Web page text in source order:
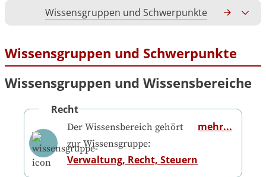
Wissensgruppen und Schwerpunkte
Wissensgruppen und Schwerpunkte
Wissensgruppen und Wissensbereiche
Recht
Der Wissensbereich gehört
zur Wissensgruppe:
Verwaltung, Recht, Steuern
mehr...